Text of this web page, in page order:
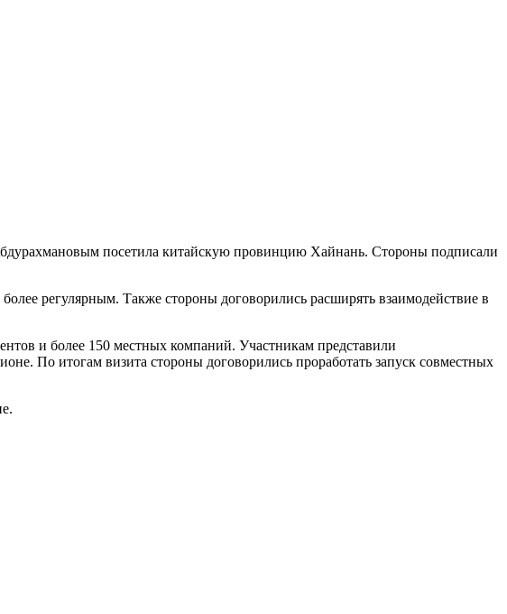
посетила китайскую провинцию Хайнань. Стороны подписали
регулярным. Также стороны договорились расширять взаимодействие в
и более 150 местных компаний. Участникам представили
По итогам визита стороны договорились проработать запуск совместных